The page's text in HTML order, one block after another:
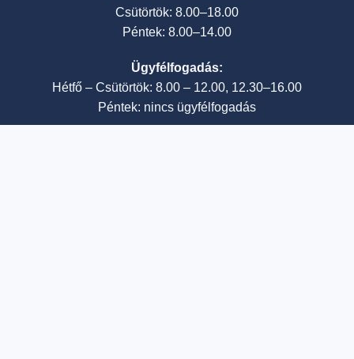
Csütörtök: 8.00–18.00
Péntek: 8.00–14.00
Ügyfélfogadás:
Hétfő – Csütörtök: 8.00 – 12.00, 12.30–16.00
Péntek: nincs ügyfélfogadás